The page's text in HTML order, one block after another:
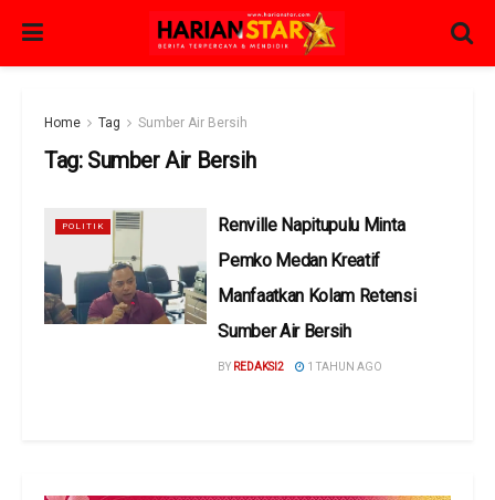
Home Tag Sumber Air Bersih
Tag: Sumber Air Bersih
POLITIK
Renville Napitupulu Minta
Pemko Medan Kreatif
Manfaatkan Kolam Retensi
Sumber Air Bersih
BY REDAKSI2 1 TAHUN AGO